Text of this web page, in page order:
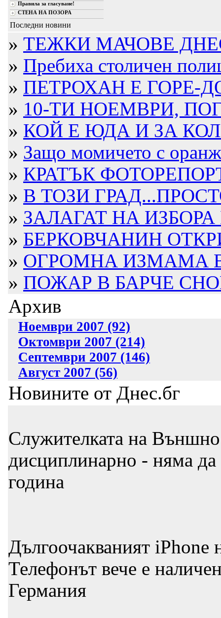
Правила за гласуване!
СТЕНА НА ПОЗОРА
Последни новини
» ТЕЖКИ МАЧОВЕ
» Пребиха столичен
» ПЕТРОХАН Е ГОРЕ-
» 10-ТИ НОЕМВРИ,
» КОЙ Е ЮДА И ЗА
» Защо момичето с
» КРАТЪК
» В ТОЗИ
» ЗАЛАГАТ НА
» БЕРКОВЧАНИН
» ОГРОМНА ИЗМАМА В
» ПОЖАР В БАРЧЕ
Архив
Ноември 2007 (92)
Октомври 2007 (214)
Септември 2007 (146)
Август 2007 (56)
Новините от Днес.бг
Служителката на Външно
дисциплинарно - няма да
година
Дългоочакваният iPhone
Телефонът вече е
Германия